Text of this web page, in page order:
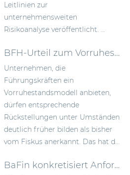
Leitlinien zur
unternehmensweiten
Risikoanalyse veröffentlicht. ...
BFH-Urteil zum Vorruhestandsmodell: Rückstellungen früher bilden als bisher anerkannt
Unternehmen, die
Führungskräften ein
Vorruhestandsmodell anbieten,
dürfen entsprechende
Rückstellungen unter Umständen
deutlich früher bilden als bisher
vom Fiskus anerkannt. Das hat d...
BaFin konkretisiert Anforderungen an Wertpapierprospekte im Zuge des Listing Act